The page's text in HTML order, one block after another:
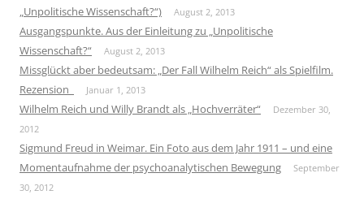
„Unpolitische Wissenschaft?“)
August 2, 2013
Ausgangspunkte. Aus der Einleitung zu „Unpolitische
Wissenschaft?“
August 2, 2013
Missglückt aber bedeutsam: „Der Fall Wilhelm Reich“ als Spielfilm.
Rezension
Januar 1, 2013
Wilhelm Reich und Willy Brandt als „Hochverräter“
Dezember 30,
2012
Sigmund Freud in Weimar. Ein Foto aus dem Jahr 1911 – und eine
Momentaufnahme der psychoanalytischen Bewegung
September
30, 2012